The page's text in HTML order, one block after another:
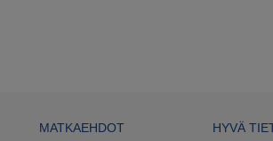
MATKAEHDOT
HYVÄ